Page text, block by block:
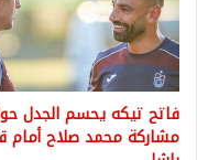
فاتح تيكه يحسم الجدل
مشاركة محمد صلاح أمام